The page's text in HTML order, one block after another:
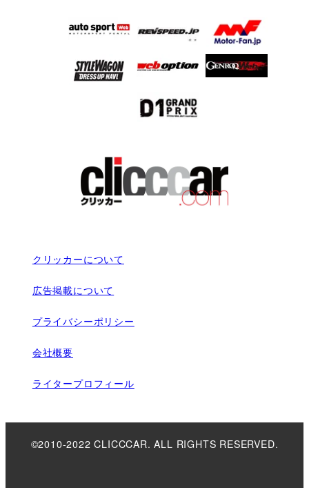
クリッカーについて
広告掲載について
プライバシーポリシー
会社概要
ライタープロフィール
©2010-2022 CLICCCAR. ALL RIGHTS RESERVED.